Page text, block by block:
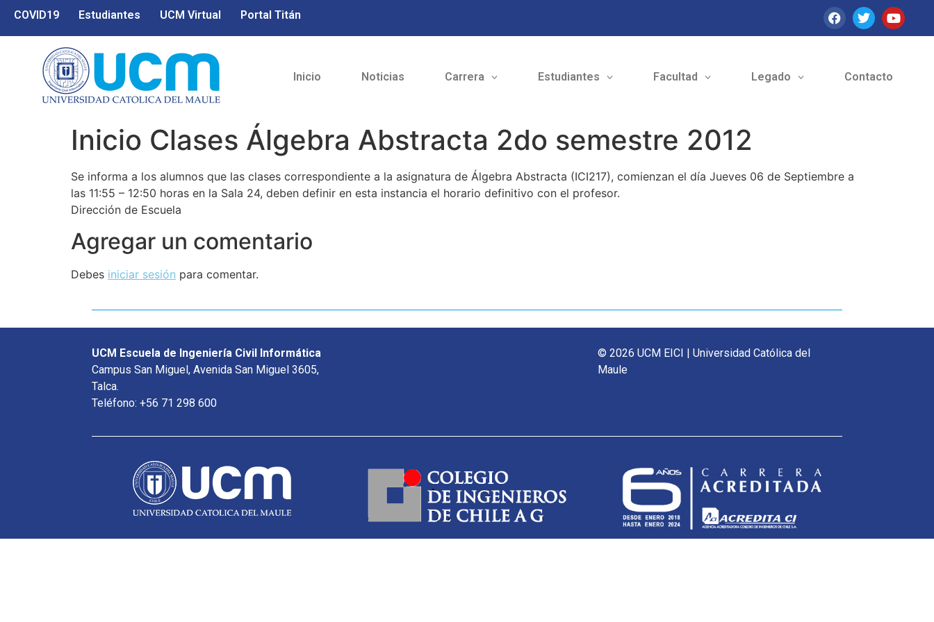
COVID19 Estudiantes UCM Virtual Portal Titán
Inicio Noticias Carrera Estudiantes Facultad Legado Contacto
Inicio Clases Álgebra Abstracta 2do semestre 2012
Se informa a los alumnos que las clases correspondiente a la asignatura de Álgebra Abstracta (ICI217), comienzan el día Jueves 06 de Septiembre a
las 11:55 – 12:50 horas en la Sala 24, deben definir en esta instancia el horario definitivo con el profesor.
Dirección de Escuela
Agregar un comentario
Debes iniciar sesión para comentar.
UCM Escuela de Ingeniería Civil Informática
Campus San Miguel, Avenida San Miguel 3605,
Talca.
Teléfono: +56 71 298 600
© 2026 UCM EICI | Universidad Católica del
Maule